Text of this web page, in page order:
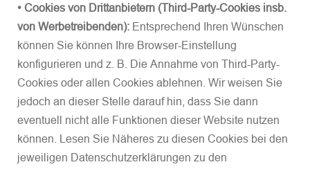
• Cookies von Drittanbietern (Third-Party-Cookies insb.
von Werbetreibenden): Entsprechend Ihren Wünschen
können Sie können Ihre Browser-Einstellung
konfigurieren und z. B. Die Annahme von Third-Party-
Cookies oder allen Cookies ablehnen. Wir weisen Sie
jedoch an dieser Stelle darauf hin, dass Sie dann
eventuell nicht alle Funktionen dieser Website nutzen
können. Lesen Sie Näheres zu diesen Cookies bei den
jeweiligen Datenschutzerklärungen zu den